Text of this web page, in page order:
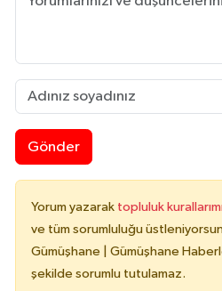
Gönder
Yorum yazarak topluluk
ve tüm sorumluluğu
Gümüşhane | Gümüşhane
şekilde sorumlu tutulamaz.